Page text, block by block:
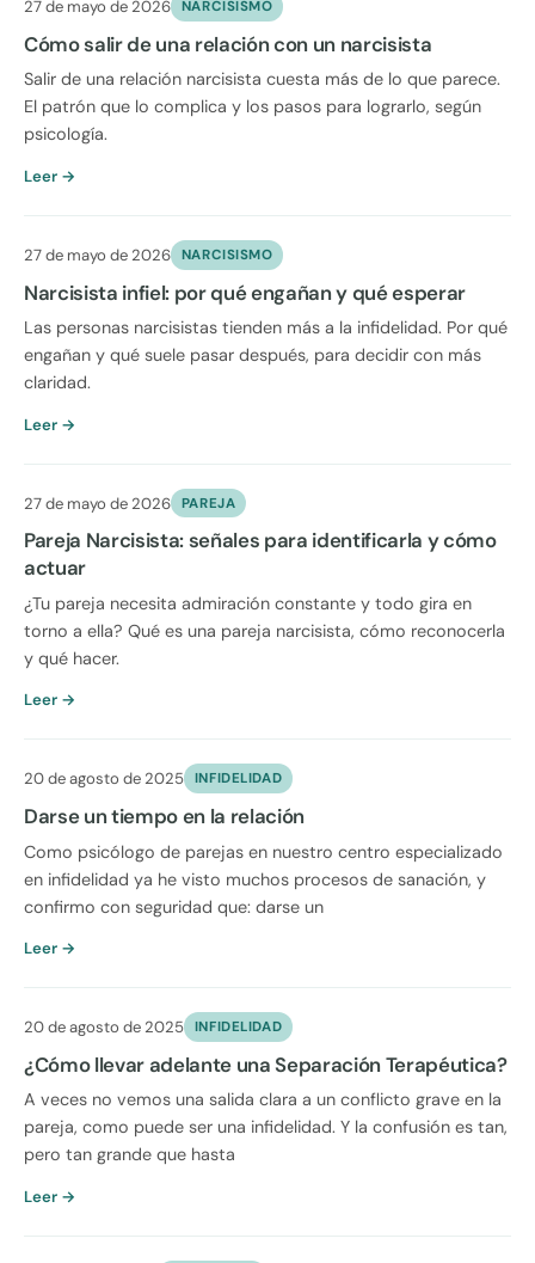
27 de mayo de 2026 NARCISISMO
Cómo salir de una relación con un narcisista
Salir de una relación narcisista cuesta más de lo que parece.
El patrón que lo complica y los pasos para lograrlo, según
psicología.
Leer →
27 de mayo de 2026 NARCISISMO
Narcisista infiel: por qué engañan y qué esperar
Las personas narcisistas tienden más a la infidelidad. Por qué
engañan y qué suele pasar después, para decidir con más
claridad.
Leer →
27 de mayo de 2026 PAREJA
Pareja Narcisista: señales para identificarla y cómo
actuar
¿Tu pareja necesita admiración constante y todo gira en
torno a ella? Qué es una pareja narcisista, cómo reconocerla
y qué hacer.
Leer →
20 de agosto de 2025 INFIDELIDAD
Darse un tiempo en la relación
Como psicólogo de parejas en nuestro centro especializado
en infidelidad ya he visto muchos procesos de sanación, y
confirmo con seguridad que: darse un
Leer →
20 de agosto de 2025 INFIDELIDAD
¿Cómo llevar adelante una Separación Terapéutica?
A veces no vemos una salida clara a un conflicto grave en la
pareja, como puede ser una infidelidad. Y la confusión es tan,
pero tan grande que hasta
Leer →